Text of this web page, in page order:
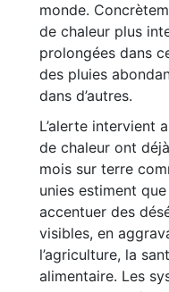
monde.
de chaleur plus
prolongées dans
des pluies
dans d’autres.
L’alerte intervient
de chaleur ont
mois sur terre
unies estiment
accentuer des
visibles, en
l’agriculture, la
alimentaire. Les